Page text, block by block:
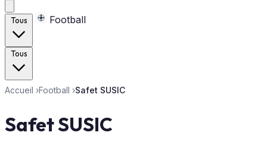
Tous Football
Tous
Accueil ›Football ›Safet SUSIC
Safet SUSIC